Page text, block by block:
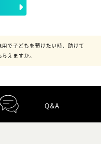
用で子どもを預けたい時、助けて
らえますか。
Q&A